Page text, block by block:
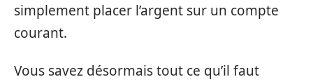
simplement placer l’argent sur un compte
courant.
Vous savez désormais tout ce qu’il faut